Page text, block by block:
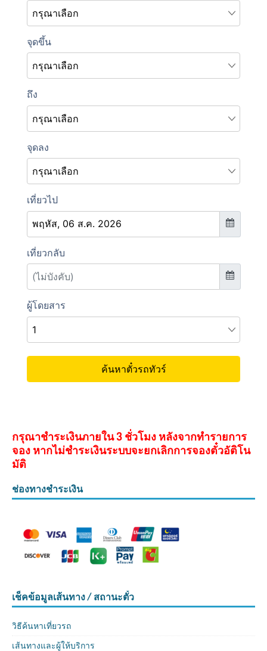
กรุณาชำระเงินภายใน 3 ชั่วโมง หลังจากทำรายการ
จอง หากไม่ชำระเงินระบบจะยกเลิกการจองตั๋วอัติโน
มัติ
ช่องทางชำระเงิน
เช็คข้อมูลเส้นทาง / สถานะตั๋ว
วิธีค้นหาเที่ยวรถ
เส้นทางและผู้ให้บริการ